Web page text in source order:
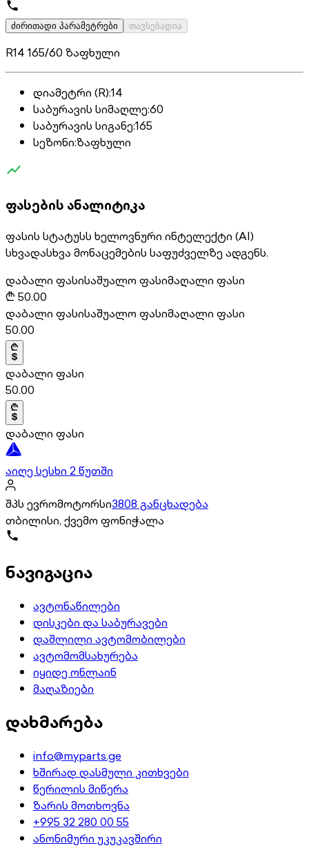
ძირითადი პარამეტრები თავსებადია
R14 165/60 ზაფხული
დიამეტრი (R):14
საბურავის სიმაღლე:60
საბურავის სიგანე:165
სეზონი:ზაფხული
ფასების ანალიტიკა
ფასის სტატუსს ხელოვნური ინტელექტი (AI)
სხვადასხვა მონაცემების საფუძველზე ადგენს.
დაბალი ფასისაშუალო ფასიმაღალი ფასი
₾ 50.00
დაბალი ფასისაშუალო ფასიმაღალი ფასი
50.00
დაბალი ფასი
50.00
დაბალი ფასი
აიღე სესხი 2 წუთში
შპს ევრომოტორსი3808 განცხადება
თბილისი, ქვემო ფონიჭალა
ნავიგაცია
ავტონაწილები
დისკები და საბურავები
დაშლილი ავტომობილები
ავტომომსახურება
იყიდე ონლაინ
მაღაზიები
დახმარება
info@myparts.ge
ხშირად დასმული კითხვები
წერილის მიწერა
ზარის მოთხოვნა
+995 32 280 00 55
ანონიმური უკუკავშირი